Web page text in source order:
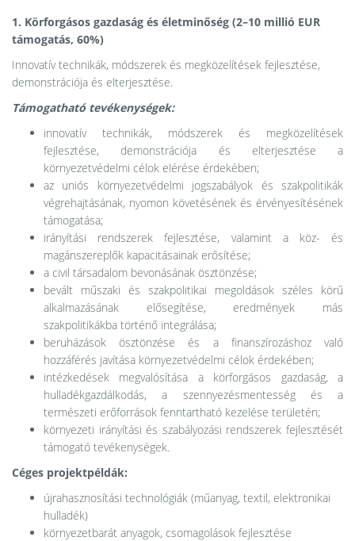
1. Körforgásos gazdaság és életminőség (2–10 millió EUR
támogatás, 60%)
Innovatív technikák, módszerek és megközelítések fejlesztése,
demonstrációja és elterjesztése.
Támogatható tevékenységek:
innovatív technikák, módszerek és megközelítések
fejlesztése, demonstrációja és elterjesztése a
környezetvédelmi célok elérése érdekében;
az uniós környezetvédelmi jogszabályok és szakpolitikák
végrehajtásának, nyomon követésének és érvényesítésének
támogatása;
irányítási rendszerek fejlesztése, valamint a köz- és
magánszereplők kapacitásainak erősítése;
a civil társadalom bevonásának ösztönzése;
bevált műszaki és szakpolitikai megoldások széles körű
alkalmazásának elősegítése, eredmények más
szakpolitikákba történő integrálása;
beruházások ösztönzése és a finanszírozáshoz való
hozzáférés javítása környezetvédelmi célok érdekében;
intézkedések megvalósítása a körforgásos gazdaság, a
hulladékgazdálkodás, a szennyezésmentesség és a
természeti erőforrások fenntartható kezelése területén;
környezeti irányítási és szabályozási rendszerek fejlesztését
támogató tevékenységek.
Céges projektpéldák:
újrahasznosítási technológiák (műanyag, textil, elektronikai
hulladék)
környezetbarát anyagok, csomagolások fejlesztése